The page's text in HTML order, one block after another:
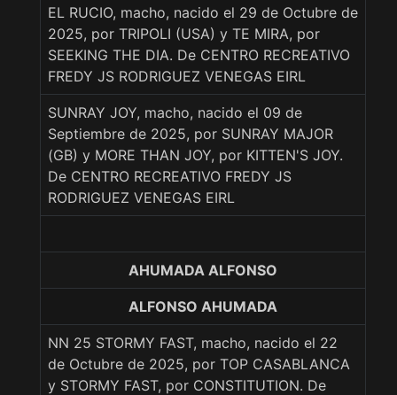
EL RUCIO, macho, nacido el 29 de Octubre de
2025, por TRIPOLI (USA) y TE MIRA, por
SEEKING THE DIA. De CENTRO RECREATIVO
FREDY JS RODRIGUEZ VENEGAS EIRL
SUNRAY JOY, macho, nacido el 09 de
Septiembre de 2025, por SUNRAY MAJOR
(GB) y MORE THAN JOY, por KITTEN'S JOY.
De CENTRO RECREATIVO FREDY JS
RODRIGUEZ VENEGAS EIRL
AHUMADA ALFONSO
ALFONSO AHUMADA
NN 25 STORMY FAST, macho, nacido el 22
de Octubre de 2025, por TOP CASABLANCA
y STORMY FAST, por CONSTITUTION. De